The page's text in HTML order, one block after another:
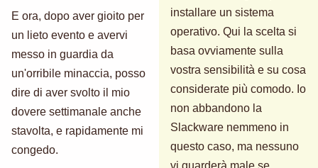
E ora, dopo aver gioito per
un lieto evento e avervi
messo in guardia da
un'orribile minaccia, posso
dire di aver svolto il mio
dovere settimanale anche
stavolta, e rapidamente mi
congedo.
installare un sistema
operativo. Qui la scelta si
basa ovviamente sulla
vostra sensibilità e su cosa
considerate più comodo. Io
non abbandono la
Slackware nemmeno in
questo caso, ma nessuno
vi guarderà male se